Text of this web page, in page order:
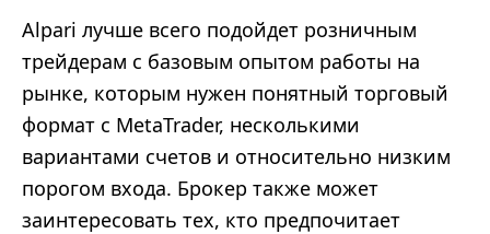
Alpari лучше всего подойдет розничным
трейдерам с базовым опытом работы на
рынке, которым нужен понятный торговый
формат с MetaTrader, несколькими
вариантами счетов и относительно низким
порогом входа. Брокер также может
заинтересовать тех, кто предпочитает